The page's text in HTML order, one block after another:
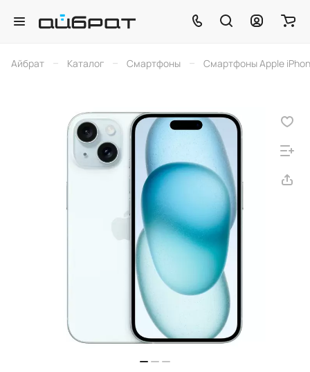
Айбрат – Каталог – Смартфоны – Смартфоны Apple